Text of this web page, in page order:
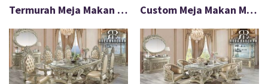
Termurah Meja Makan Mewah Stainless Untuk Dapur FS-920 Custom Meja Makan Mewah Jati Mudah Rakit FS-919